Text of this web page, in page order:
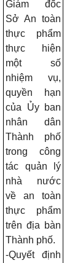
Giám đốc
Sở An toàn
thực phẩm
thực hiện
một số
nhiệm vụ,
quyền hạn
của Ủy ban
nhân dân
Thành phố
trong công
tác quản lý
nhà nước
về an toàn
thực phẩm
trên địa bàn
Thành phố.
-Quyết định